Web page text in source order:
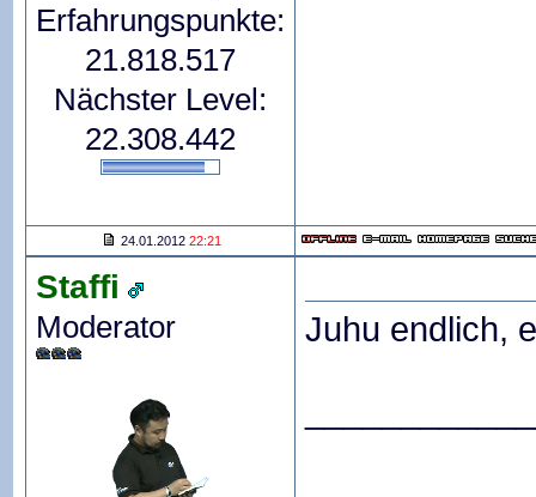
Erfahrungspunkte:
21.818.517
Nächster Level:
22.308.442
24.01.2012 22:21
Staffi
Moderator Juhu endlich,